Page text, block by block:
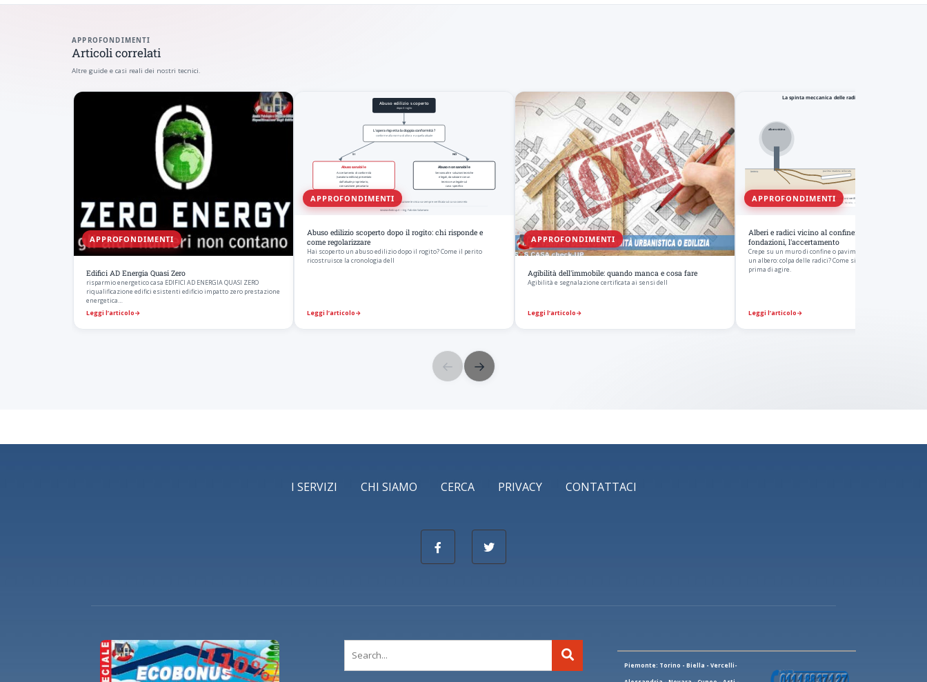
APPROFONDIMENTI
Articoli correlati
Altre guide e casi reali dei nostri tecnici.
APPROFONDIMENTI
Edifici AD Energia Quasi Zero
risparmio energetico casa EDIFICI AD ENERGIA QUASI ZERO
riqualificazione edifici esistenti edificio impatto zero prestazione
energetica…
Leggi l’articolo→
APPROFONDIMENTI
Abuso edilizio scoperto dopo il rogito: chi risponde e
come regolarizzare
Hai scoperto un abuso edilizio dopo il rogito? Come il perito
ricostruisce la cronologia dell
Leggi l’articolo→
APPROFONDIMENTI
Agibilità dell'immobile: quando manca e cosa fare
Agibilità e segnalazione certificata ai sensi dell
Leggi l’articolo→
APPROFONDIMENTI
Alberi e radici vicino al confine: danni a muri e
fondazioni, l'accertamento
Crepe su un muro di confine o pavimentazione sollevata
un albero: colpa delle radici? Come si accerta il nesso tecnico
prima di agire.
Leggi l’articolo→
← →
I SERVIZI CHI SIAMO CERCA PRIVACY CONTATTACI
Piemonte: Torino - Biella - Vercelli-